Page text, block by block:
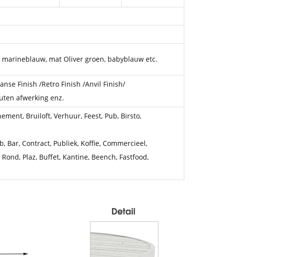
mat Oliver groen, babyblauw etc.
Finish /Retro Finish /Anvil Finish/
afwerking enz.
Bruiloft, Verhuur, Feest, Pub, Birsto,
Bar, Contract, Publiek, Koffie, Commercieel,
Plaz, Buffet, Kantine, Beench, Fastfood,